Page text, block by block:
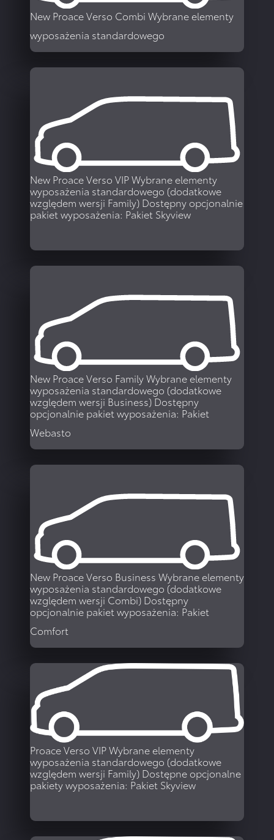
New Proace Verso Combi Wybrane elementy
wyposażenia standardowego
New Proace Verso VIPWybrane elementy
wyposażenia standardowego (dodatkowe
względem wersji Family) Dostępny opcjonalnie
pakiet wyposażenia: Pakiet Skyview
New Proace Verso FamilyWybrane elementy
wyposażenia standardowego (dodatkowe
względem wersji Business) Dostępny
opcjonalnie pakiet wyposażenia: Pakiet
Webasto
New Proace Verso Business Wybrane elementy
wyposażenia standardowego (dodatkowe
względem wersji Combi) Dostępny
opcjonalnie pakiet wyposażenia: Pakiet
Comfort
WIĘCEJ
Proace Verso VIPWybrane elementy
wyposażenia standardowego (dodatkowe
względem wersji Family) Dostępne opcjonalne
pakiety wyposażenia: Pakiet Skyview